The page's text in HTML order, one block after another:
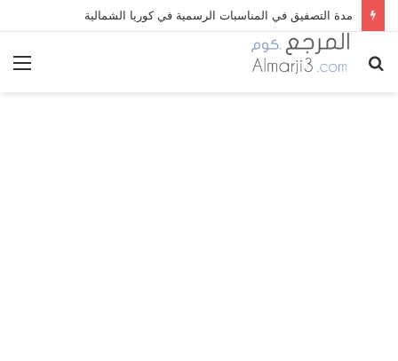
مدة التصفيق في المناسبات الرسمية في كوريا الشمالية
بحث